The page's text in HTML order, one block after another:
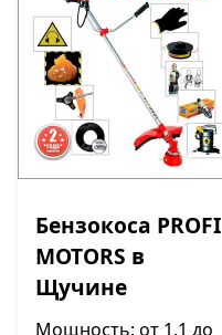
Бензокоса PROFI
MOTORS в
Щучине
Мощность: от 1.1 до